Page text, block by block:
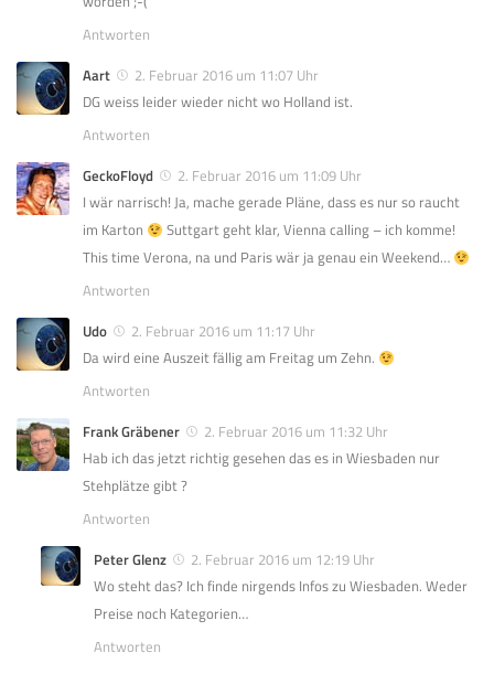
Antworten
Aart
2. Februar 2016 um 11:07 Uhr
DG weiss leider wieder nicht wo Holland ist.
Antworten
GeckoFloyd
2. Februar 2016 um 11:09 Uhr
I wär narrisch! Ja, mache gerade Pläne, dass es nur so raucht
im Karton
Suttgart geht klar, Vienna calling – ich komme!
This time Verona, na und Paris wär ja genau ein Weekend…
Antworten
Udo
2. Februar 2016 um 11:17 Uhr
Da wird eine Auszeit fällig am Freitag um Zehn.
Antworten
Frank Gräbener
2. Februar 2016 um 11:32 Uhr
Hab ich das jetzt richtig gesehen das es in Wiesbaden nur
Stehplätze gibt ?
Antworten
Peter Glenz
2. Februar 2016 um 12:19 Uhr
Wo steht das? Ich finde nirgends Infos zu Wiesbaden. Weder
Preise noch Kategorien…
Antworten